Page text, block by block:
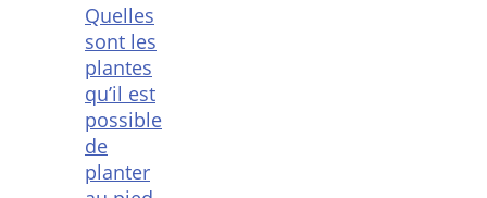
Quelles
sont les
plantes
qu’il est
possible
de
planter